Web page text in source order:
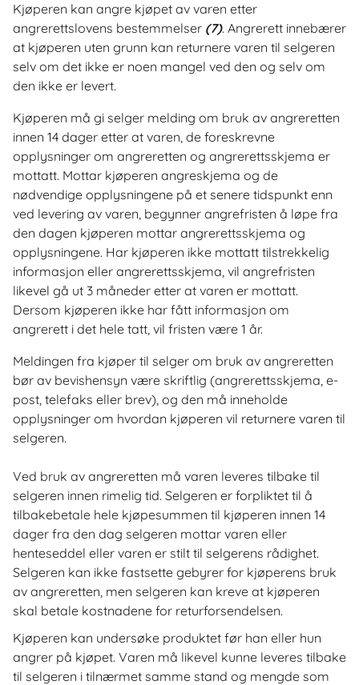
Kjøperen kan angre kjøpet av varen etter
angrerettslovens bestemmelser (7). Angrerett innebærer
at kjøperen uten grunn kan returnere varen til selgeren
selv om det ikke er noen mangel ved den og selv om
den ikke er levert.
Kjøperen må gi selger melding om bruk av angreretten
innen 14 dager etter at varen, de foreskrevne
opplysninger om angreretten og angrerettsskjema er
mottatt. Mottar kjøperen angreskjema og de
nødvendige opplysningene på et senere tidspunkt enn
ved levering av varen, begynner angrefristen å løpe fra
den dagen kjøperen mottar angrerettsskjema og
opplysningene. Har kjøperen ikke mottatt tilstrekkelig
informasjon eller angrerettsskjema, vil angrefristen
likevel gå ut 3 måneder etter at varen er mottatt.
Dersom kjøperen ikke har fått informasjon om
angrerett i det hele tatt, vil fristen være 1 år.
Meldingen fra kjøper til selger om bruk av angreretten
bør av bevishensyn være skriftlig (angrerettsskjema, e-
post, telefaks eller brev), og den må inneholde
opplysninger om hvordan kjøperen vil returnere varen til
selgeren.
Ved bruk av angreretten må varen leveres tilbake til
selgeren innen rimelig tid. Selgeren er forpliktet til å
tilbakebetale hele kjøpesummen til kjøperen innen 14
dager fra den dag selgeren mottar varen eller
henteseddel eller varen er stilt til selgerens rådighet.
Selgeren kan ikke fastsette gebyrer for kjøperens bruk
av angreretten, men selgeren kan kreve at kjøperen
skal betale kostnadene for returforsendelsen.
Kjøperen kan undersøke produktet før han eller hun
angrer på kjøpet. Varen må likevel kunne leveres tilbake
til selgeren i tilnærmet samme stand og mengde som